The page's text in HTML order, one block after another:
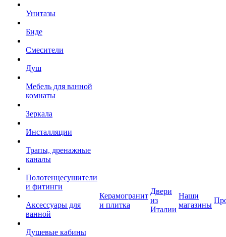
Унитазы
Биде
Смесители
Душ
Мебель для ванной
комнаты
Зеркала
Инсталляции
Трапы, дренажные
каналы
Полотенцесушители
и фитинги
Аксессуары для
ванной
Душевые кабины
Керамогранит
и плитка
Двери
из
Италии
Наши
магазины